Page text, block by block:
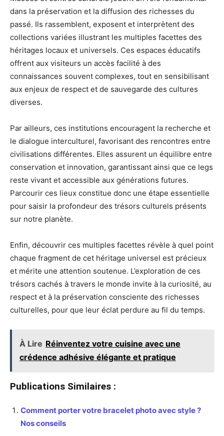
dans la préservation et la diffusion des richesses du
passé. Ils rassemblent, exposent et interprètent des
collections variées illustrant les multiples facettes des
héritages locaux et universels. Ces espaces éducatifs
offrent aux visiteurs un accès facilité à des
connaissances souvent complexes, tout en sensibilisant
aux enjeux de respect et de sauvegarde des cultures
diverses.
Par ailleurs, ces institutions encouragent la recherche et
le dialogue interculturel, favorisant des rencontres entre
civilisations différentes. Elles assurent un équilibre entre
conservation et innovation, garantissant ainsi que ce legs
reste vivant et accessible aux générations futures.
Parcourir ces lieux constitue donc une étape essentielle
pour saisir la profondeur des trésors culturels présents
sur notre planète.
Enfin, découvrir ces multiples facettes révèle à quel point
chaque fragment de cet héritage universel est précieux
et mérite une attention soutenue. L’exploration de ces
trésors cachés à travers le monde invite à la curiosité, au
respect et à la préservation consciente des richesses
culturelles, pour que leur éclat perdure au fil du temps.
À Lire Réinventez votre cuisine avec une
crédence adhésive élégante et pratique
Publications Similaires :
Comment porter votre bracelet photo avec style ?
Nos conseils